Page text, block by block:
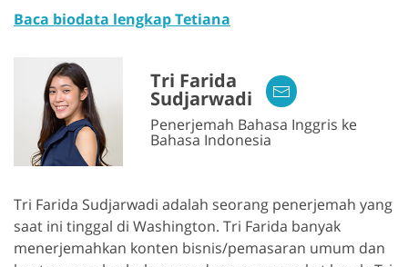
Baca biodata lengkap Tetiana
Tri Farida
Sudjarwadi
Penerjemah Bahasa Inggris ke
Bahasa Indonesia
Tri Farida Sudjarwadi adalah seorang penerjemah yang
saat ini tinggal di Washington. Tri Farida banyak
menerjemahkan konten bisnis/pemasaran umum dan